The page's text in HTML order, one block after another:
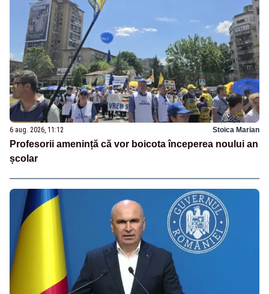
6 aug. 2026, 11:12 Stoica Marian
Profesorii amenință că vor boicota începerea noului an
școlar